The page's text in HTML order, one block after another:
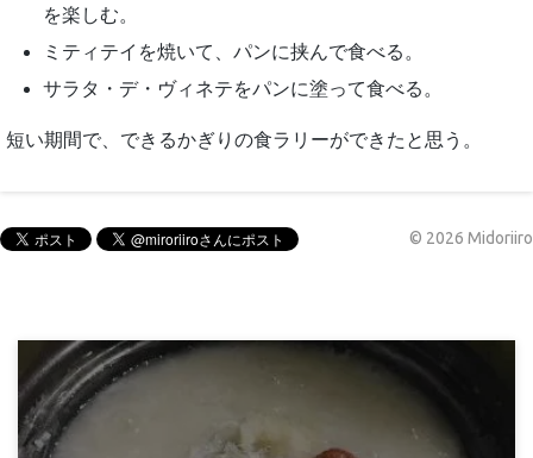
を楽しむ。
ミティテイを焼いて、パンに挟んで食べる。
サラタ・デ・ヴィネテをパンに塗って食べる。
短い期間で、できるかぎりの食ラリーができたと思う。
© 2026 Midoriiro